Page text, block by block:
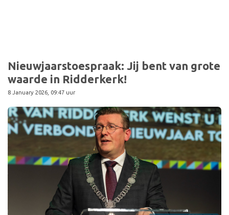
Nieuwjaarstoespraak: Jij bent van grote
waarde in Ridderkerk!
8 January 2026, 09:47 uur